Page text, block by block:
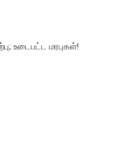
உடைபட்ட மரபுகள்!